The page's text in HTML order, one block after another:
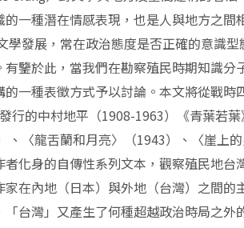
的一種潛在情感表現，也是人與地方之
學發展，常在政治態度是否正確的意識
有鑒於此，當我們在勘察殖民時期知識
的一種表徵方式予以討論。本文將從戰
行的中村地平（1908-1963）《青葉若
、〈龍舌蘭和月亮〉（1943）、〈崖上
者化身的自傳性系列文本，觀察殖民地
家在內地（日本）與外地（台灣）之間
「台灣」又產生了何種超越政治時局之外